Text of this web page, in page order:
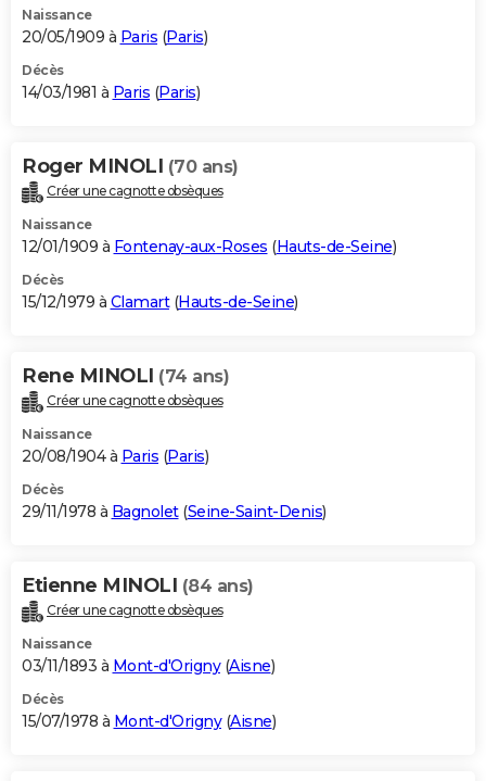
Naissance
20/05/1909 à Paris (Paris)
Décès
14/03/1981 à Paris (Paris)
Roger MINOLI (70 ans)
Créer une cagnotte obsèques
Naissance
12/01/1909 à Fontenay-aux-Roses (Hauts-de-Seine)
Décès
15/12/1979 à Clamart(Hauts-de-Seine)
Rene MINOLI (74 ans)
Créer une cagnotte obsèques
Naissance
20/08/1904 à Paris (Paris)
Décès
29/11/1978 à Bagnolet(Seine-Saint-Denis)
Etienne MINOLI (84 ans)
Créer une cagnotte obsèques
Naissance
03/11/1893 à Mont-d'Origny(Aisne)
Décès
15/07/1978 à Mont-d'Origny(Aisne)